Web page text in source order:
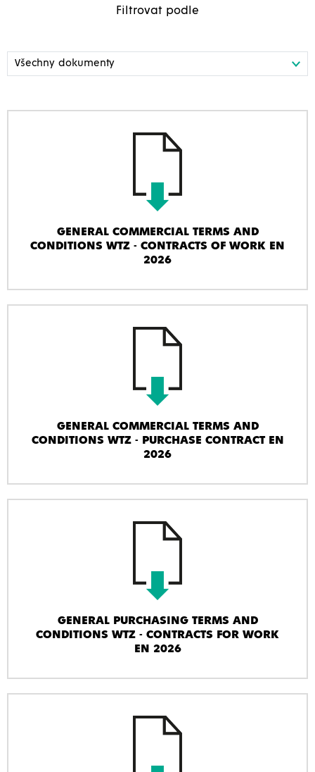
Filtrovat podle
GENERAL COMMERCIAL TERMS AND
CONDITIONS WTZ - CONTRACTS OF WORK EN
2026
GENERAL COMMERCIAL TERMS AND
CONDITIONS WTZ - PURCHASE CONTRACT EN
2026
GENERAL PURCHASING TERMS AND
CONDITIONS WTZ - CONTRACTS FOR WORK
EN 2026